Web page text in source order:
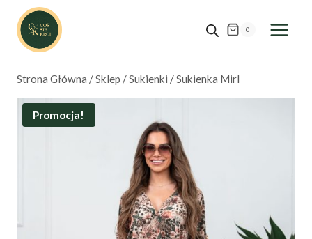
Przejdź
treści
0
Strona Główna /Sklep /Sukienki /Sukienka MirI
Promocja!